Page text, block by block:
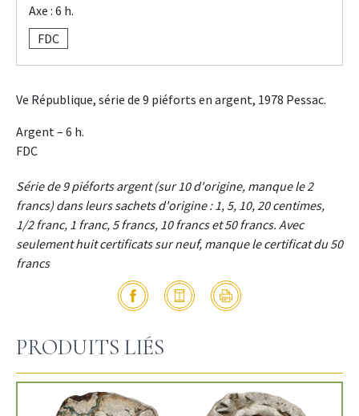
Axe : 6 h.
FDC
Ve République, série de 9 piéforts en argent, 1978 Pessac.
Argent – 6 h.
FDC
Série de 9 piéforts argent (sur 10 d'origine, manque le 2
francs) dans leurs sachets d'origine : 1, 5, 10, 20 centimes,
1/2 franc, 1 franc, 5 francs, 10 francs et 50 francs. Avec
seulement huit certificats sur neuf, manque le certificat du 50
francs
PRODUITS LIÉS